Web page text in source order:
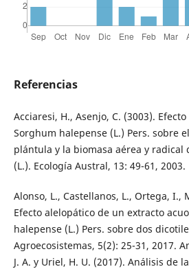
Referencias
Acciaresi, H., Asenjo, C. (3003).
Sorghum halepense (L.) Pers. sobre
plántula y la biomasa aérea y radical
(L.). Ecología Austral, 13: 49-61, 2003.
Alonso, L., Castellanos, L., Ortega, I.,
Efecto alelopático de un extracto
halepense (L.) Pers. sobre dos
Agroecosistemas, 5(2): 25-31, 2017.
J. A. y Uriel, H. U. (2017). Análisis de